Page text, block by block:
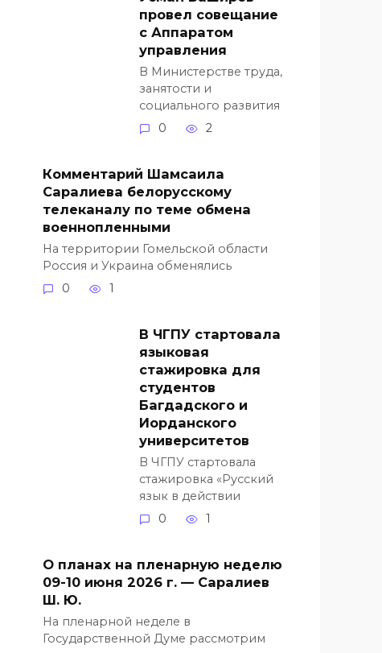
провел совещание
с Аппаратом
управления
В Министерстве труда,
занятости и
социального развития
0
2
Комментарий Шамсаила
Саралиева белорусскому
телеканалу по теме обмена
военнопленными
На территории Гомельской области
Россия и Украина обменялись
0
1
В ЧГПУ стартовала
языковая
стажировка для
студентов
Багдадского и
Иорданского
университетов
В ЧГПУ стартовала
стажировка «Русский
язык в действии
0
1
О планах на пленарную неделю
09-10 июня 2026 г. — Саралиев
Ш. Ю.
На пленарной неделе в
Государственной Думе рассмотрим